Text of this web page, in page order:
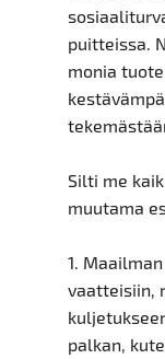
puitteissa.
monia
Silti me
muutama
1.
vaatteisiin,
palkan,